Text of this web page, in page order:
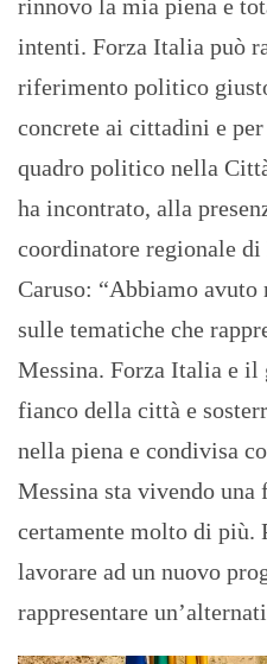
rinnovo la mia piena e
intenti. Forza Italia può
riferimento politico
concrete ai cittadini e
quadro politico nella
ha incontrato, alla
coordinatore regionale
Caruso: “Abbiamo
sulle tematiche che
Messina. Forza Italia e il
fianco della città e
nella piena e condivisa
Messina sta vivendo
certamente molto di più.
lavorare ad un nuovo
rappresentare